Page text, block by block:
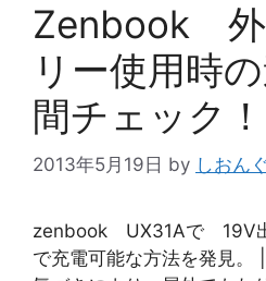
Zenbook 外
リー使用時
間チェック！
2013年5月19日 by しおんぐ
zenbook UX31Aで 19V
で充電可能な方法を発見